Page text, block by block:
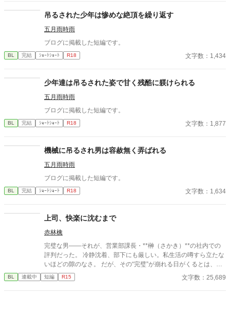
校で繰り広げられるダークファンタジー
吊るされた少年は惨めな絶頂を繰り返す
五月雨時雨
ブログに掲載した短編です。
BL 完結 ｼｮｰﾄｼｮｰﾄ R18 文字数：1,434
少年達は吊るされた姿で甘く残酷に躾けられる
五月雨時雨
ブログに掲載した短編です。
BL 完結 ｼｮｰﾄｼｮｰﾄ R18 文字数：1,877
機械に吊るされ男は容赦無く弄ばれる
五月雨時雨
ブログに掲載した短編です。
BL 完結 ｼｮｰﾄｼｮｰﾄ R18 文字数：1,634
上司、快楽に沈むまで
赤林檎
完璧な男――それが、営業部課長・**榊（さかき）**の社内での
評判だった。 冷静沈着、部下にも厳しい。私生活の噂すら立たな
いほどの隙のなさ。 だが、その“完璧”が崩れる日がくるとは、誰
も想像していなかった。 入社三年目の篠原は、榊の直属の部下。
真面目だが強気で、どこか挑発的な笑みを浮かべる青年。 ある
BL 連載中 短編 R15 文字数：25,689